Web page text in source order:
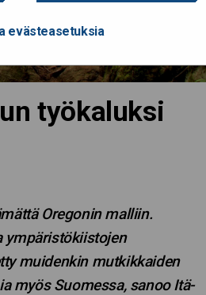
evästeasetuksia
työkaluksi
Oregonin malliin.
ympäristökiistojen
muidenkin mutkikkaiden
myös Suomessa, sanoo Itä-